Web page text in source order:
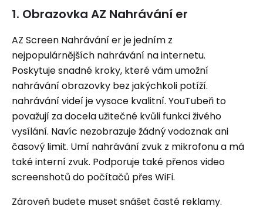
1. Obrazovka AZ Nahrávání er
AZ Screen Nahrávání er je jedním z
nejpopulárnějších nahrávání na internetu.
Poskytuje snadné kroky, které vám umožní
nahrávání obrazovky bez jakýchkoli potíží.
nahrávání videí je vysoce kvalitní. YouTubeři to
považují za docela užitečné kvůli funkci živého
vysílání. Navíc nezobrazuje žádný vodoznak ani
časový limit. Umí nahrávání zvuk z mikrofonu a má
také interní zvuk. Podporuje také přenos video
screenshotů do počítačů přes WiFi.
Zároveň budete muset snášet časté reklamy.